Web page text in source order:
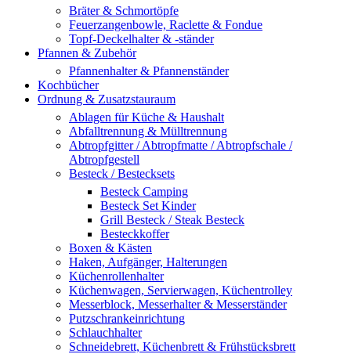
Bräter & Schmortöpfe
Feuerzangenbowle, Raclette & Fondue
Topf-Deckelhalter & -ständer
Pfannen & Zubehör
Pfannenhalter & Pfannenständer
Kochbücher
Ordnung & Zusatzstauraum
Ablagen für Küche & Haushalt
Abfalltrennung & Mülltrennung
Abtropfgitter / Abtropfmatte / Abtropfschale /
Abtropfgestell
Besteck / Bestecksets
Besteck Camping
Besteck Set Kinder
Grill Besteck / Steak Besteck
Besteckkoffer
Boxen & Kästen
Haken, Aufgänger, Halterungen
Küchenrollenhalter
Küchenwagen, Servierwagen, Küchentrolley
Messerblock, Messerhalter & Messerständer
Putzschrankeinrichtung
Schlauchhalter
Schneidebrett, Küchenbrett & Frühstücksbrett